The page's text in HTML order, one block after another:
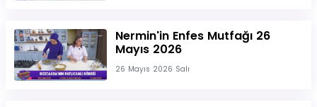
Nermin'in Enfes Mutfağı 26
Mayıs 2026
26 Mayıs 2026 Salı